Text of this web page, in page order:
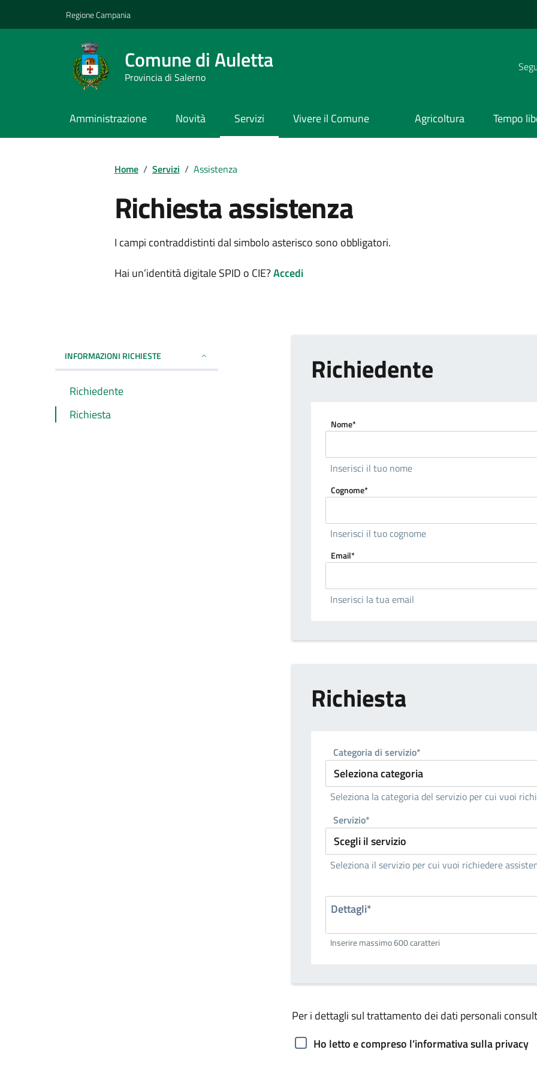
Regione Campania
Comune di Auletta
Provincia di Salerno
Amministrazione Novità Servizi Vivere il Comune Agricoltura Tempo
Home / Servizi / Assistenza
Richiesta assistenza
I campi contraddistinti dal simbolo asterisco sono obbligatori.
Hai un’identità digitale SPID o CIE?Accedi
INFORMAZIONI RICHIESTE
Richiedente
Richiesta
Richiedente
Nome*
Inserisci il tuo nome
Cognome*
Inserisci il tuo cognome
Email*
Inserisci la tua email
Richiesta
Categoria di servizio*
Seleziona la categoria del servizio per cui vuoi
Servizio*
Seleziona il servizio per cui vuoi richiedere
Dettagli*
Inserire massimo 600 caratteri
Per i dettagli sul trattamento dei dati personali
Ho letto e compreso l’informativa sulla privacy